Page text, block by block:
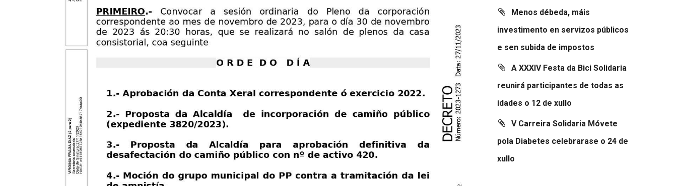
Menos débeda, máis
investimento en servizos públicos
e sen subida de impostos
A XXXIV Festa da Bici Solidaria
reunirá participantes de todas as
idades o 12 de xullo
V Carreira Solidaria Móvete
pola Diabetes celebrarase o 24 de
xullo